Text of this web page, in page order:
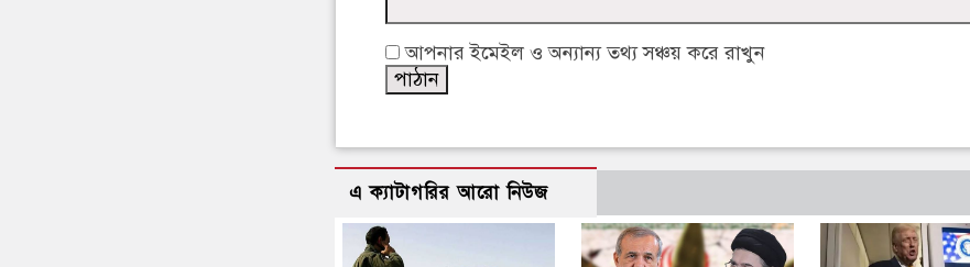
আপনার ইমেইল ও অন্যান্য তথ্য সঞ্চয় করে রাখুন
এ ক্যাটাগরির আরো নিউজ